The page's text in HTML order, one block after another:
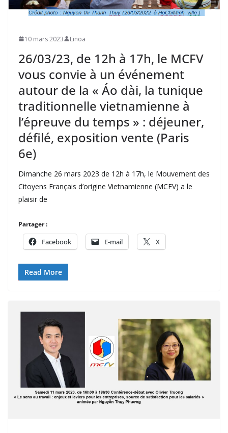
10 mars 2023 Linoa
26/03/23, de 12h à 17h, le MCFV
vous convie à un événement
autour de la « Áo dài, la tunique
traditionnelle vietnamienne à
l’épreuve du temps » : déjeuner,
défilé, exposition vente (Paris
6e)
Dimanche 26 mars 2023 de 12h à 17h, le Mouvement des
Citoyens Français d’origine Vietnamienne (MCFV) a le
plaisir de
Partager :
Facebook E-mail X
Read More